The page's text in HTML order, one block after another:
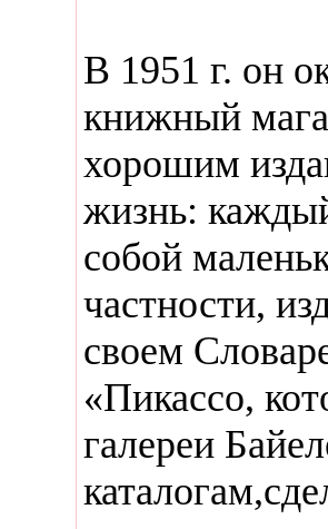
В 1951 г. он
книжный
хорошим
жизнь:
собой
частности,
своем
«Пикассо,
галереи